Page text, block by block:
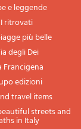
e leggende
I ritrovati
più belle
degli Dei
Francigena
edizioni
travel items
streets and
in Italy